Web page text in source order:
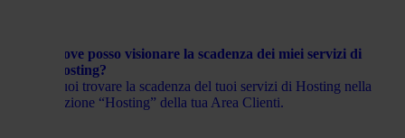
Dove posso visionare la scadenza dei miei servizi di
Hosting?
Puoi trovare la scadenza del tuoi servizi di Hosting nella
sezione “Hosting” della tua Area Clienti.